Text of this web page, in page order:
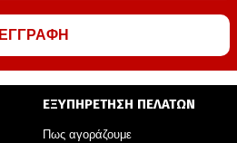
ΕΓΓΡΑΦΗ
ΕΞΥΠΗΡΕΤΗΣΗ ΠΕΛΑΤΩΝ
Πως αγοράζουμε